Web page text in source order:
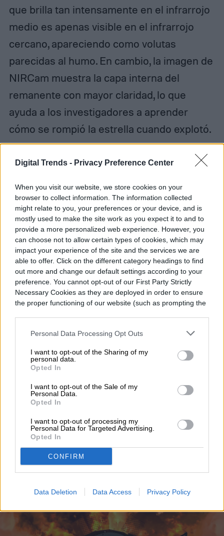
Digital Trends - Privacy Preference Center
When you visit our website, we store cookies on your
browser to collect information. The information collected
might relate to you, your preferences or your device, and is
mostly used to make the site work as you expect it to and to
provide a more personalized web experience. However, you
can choose not to allow certain types of cookies, which may
impact your experience of the site and the services we are
able to offer. Click on the different category headings to find
out more and change our default settings according to your
preference. You cannot opt-out of our First Party Strictly
Necessary Cookies as they are deployed in order to ensure
the proper functioning of our website (such as prompting the
Personal Data Processing Opt Outs
I want to opt-out of the Sharing of my
personal data.
Opted In
I want to opt-out of the Sale of my
Personal Data.
Opted In
I want to opt-out of processing my
Personal Data for Targeted Advertising.
Opted In
CONFIRM
Data Deletion Data Access Privacy Policy
que brilla tan intensamente en el infrarrojo
medio es apenas visible en el infrarrojo
cercano, apareciendo como volutas
parecidas al humo. En cambio, la imagen de
NIRCam muestra la capa interna del
remanente con mayor claridad, lo que
ayuda a los investigadores a aprender
cómo se rompió la estrella cuando explotó.
Diego Bastarrica
Senior Editor
Diego Bastarrica es Senior Editor y Head of
Content en Digital Trends en Español,
donde lidera la estrategia editorial, SEO…
Topics
NoticiasHomepage
Resto de cohete de
SpaceX impactó contra la
Luna